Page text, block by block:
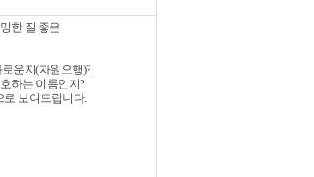
한 질 좋은
운지(자원오행)?
하는 이름인지?
로 보여드립니다.